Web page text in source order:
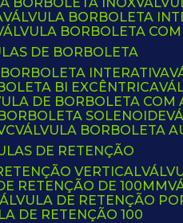
VÁLVULA BORBOLETA
VÁLVULA BORBOLETA
DE BORBOLETA
BORBOLETA INTERATIVA
BI EXCÊNTRICA
DE BORBOLETA
SOLENOIDE
VÁLVULA BORBOLETA
DE RETENÇÃO
VERTICAL
RETENÇÃO DE 100MM
DE RETENÇÃO
DE RETENÇÃO 100